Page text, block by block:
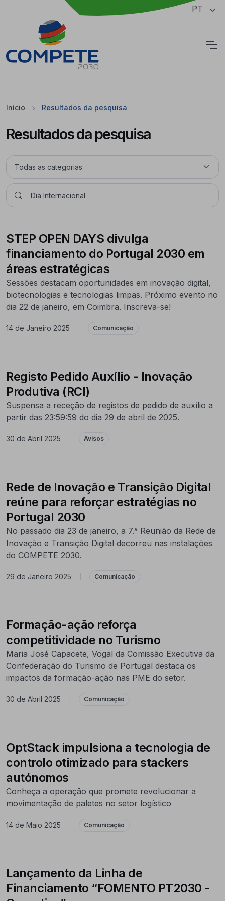
Saltar para o conteúdo principal da página PT
Início Resultados da pesquisa
Resultados da pesquisa
STEP OPEN DAYS divulga
financiamento do Portugal 2030 em
áreas estratégicas
Sessões destacam oportunidades em inovação digital,
biotecnologias e tecnologias limpas. Próximo evento no
dia 22 de janeiro, em Coimbra. Inscreva-se!
14 de Janeiro 2025 Comunicação
Registo Pedido Auxílio - Inovação
Produtiva (RCI)
Suspensa a receção de registos de pedido de auxílio a
partir das 23:59:59 do dia 29 de abril de 2025.
30 de Abril 2025 Avisos
Rede de Inovação e Transição Digital
reúne para reforçar estratégias no
Portugal 2030
No passado dia 23 de janeiro, a 7.ª Reunião da Rede de
Inovação e Transição Digital decorreu nas instalações
do COMPETE 2030.
29 de Janeiro 2025 Comunicação
Formação-ação reforça
competitividade no Turismo
Maria José Capacete, Vogal da Comissão Executiva da
Confederação do Turismo de Portugal destaca os
impactos da formação-ação nas PME do setor.
30 de Abril 2025 Comunicação
OptStack impulsiona a tecnologia de
controlo otimizado para stackers
autónomos
Conheça a operação que promete revolucionar a
movimentação de paletes no setor logístico
14 de Maio 2025 Comunicação
Lançamento da Linha de
Financiamento “FOMENTO PT2030 -